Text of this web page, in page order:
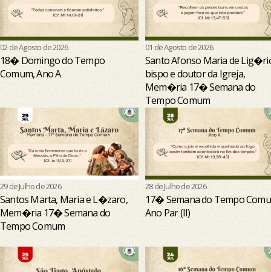
02 de Agosto de 2026
18� Domingo do Tempo
Comum, Ano A
01 de Agosto de 2026
Santo Afonso Maria de
bispo e doutor da Igreja,
Mem�ria 17� Semana do
Tempo Comum
29 de Julho de 2026
Santos Marta, Maria e L�zaro,
Mem�ria 17� Semana do
Tempo Comum
28 de Julho de 2026
17� Semana do Tempo
Ano Par (II)